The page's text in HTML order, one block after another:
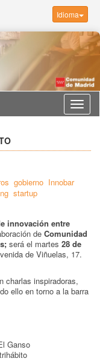
Idioma
Idioma
gobierno Innobar
startup
innovación entre
de Comunidad
será el martes 28 de
de Viñuelas, 17.
charlas inspiradoras,
ello en torno a la barra
Ganso